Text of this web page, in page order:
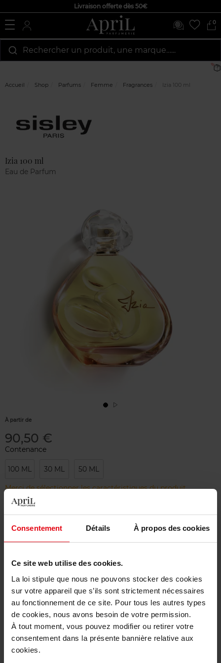
Consentement Détails À propos des cookies
Ce site web utilise des cookies.
La loi stipule que nous ne pouvons stocker des cookies
sur votre appareil que s’ils sont strictement nécessaires
au fonctionnement de ce site. Pour tous les autres types
de cookies, nous avons besoin de votre permission.
À tout moment, vous pouvez modifier ou retirer votre
consentement dans la présente bannière relative aux
cookies.
Livraison offerte dès 50€
0
Rechercher un produit, une marque…...
Accueil Shop Parfums Femme Fragrances Izia 100 ml
Izia 100 ml
Eau de Parfum
À partir de
90,50 €
Contenance
100 ML 30 ML 50 ML
Merci de sélectionner les caractéristiques du produit.
Retour gratuit dans votre magasin
Description
Caractéristiques